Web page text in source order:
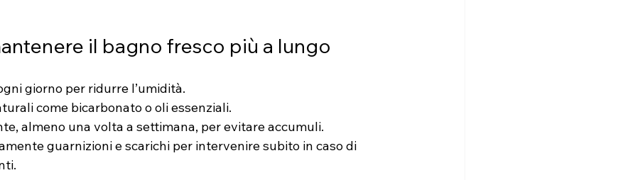
il bagno fresco più a lungo
giorno per ridurre l’umidità.
come bicarbonato o oli essenziali.
almeno una volta a settimana, per evitare accumuli.
guarnizioni e scarichi per intervenire subito in caso di